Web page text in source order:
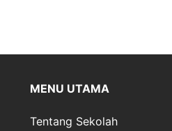
MENU UTAMA
Tentang Sekolah